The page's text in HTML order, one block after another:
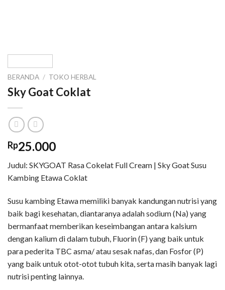
BERANDA / TOKO HERBAL
Sky Goat Coklat
Rp25.000
Judul: SKYGOAT Rasa Cokelat Full Cream | Sky Goat Susu
Kambing Etawa Coklat
Susu kambing Etawa memiliki banyak kandungan nutrisi yang
baik bagi kesehatan, diantaranya adalah sodium (Na) yang
bermanfaat memberikan keseimbangan antara kalsium
dengan kalium di dalam tubuh, Fluorin (F) yang baik untuk
para pederita TBC asma/ atau sesak nafas, dan Fosfor (P)
yang baik untuk otot-otot tubuh kita, serta masih banyak lagi
nutrisi penting lainnya.